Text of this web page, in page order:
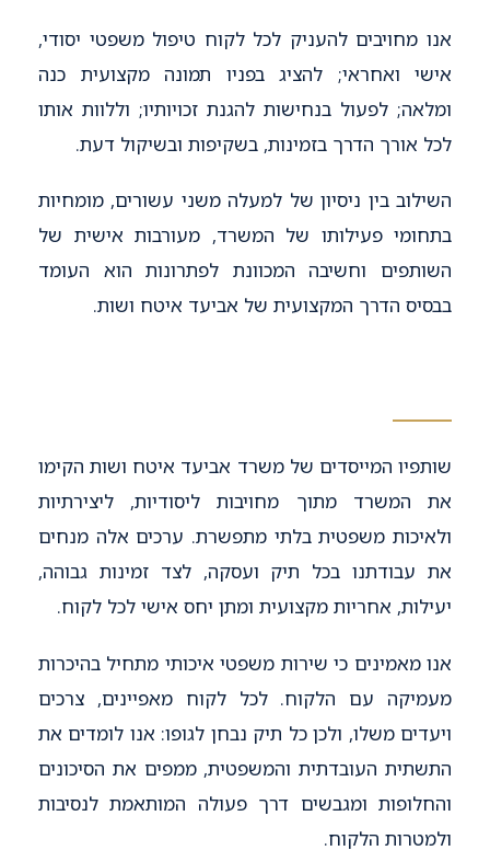
אנו מחויבים להעניק לכל לקוח טיפול משפטי יסודי,
אישי ואחראי; להציג בפניו תמונה מקצועית כנה
ומלאה; לפעול בנחישות להגנת זכויותיו; וללוות אותו
לכל אורך הדרך בזמינות, בשקיפות ובשיקול דעת.
השילוב בין ניסיון של למעלה משני עשורים, מומחיות
בתחומי פעילותו של המשרד, מעורבות אישית של
השותפים וחשיבה המכוונת לפתרונות הוא העומד
בבסיס הדרך המקצועית של אביעד איטח ושות.
שותפיו המייסדים של משרד אביעד איטח ושות הקימו
את המשרד מתוך מחויבות ליסודיות, ליצירתיות
ולאיכות משפטית בלתי מתפשרת. ערכים אלה מנחים
את עבודתנו בכל תיק ועסקה, לצד זמינות גבוהה,
יעילות, אחריות מקצועית ומתן יחס אישי לכל לקוח.
אנו מאמינים כי שירות משפטי איכותי מתחיל בהיכרות
מעמיקה עם הלקוח. לכל לקוח מאפיינים, צרכים
ויעדים משלו, ולכן כל תיק נבחן לגופו: אנו לומדים את
התשתית העובדתית והמשפטית, ממפים את הסיכונים
והחלופות ומגבשים דרך פעולה המותאמת לנסיבות
ולמטרות הלקוח.